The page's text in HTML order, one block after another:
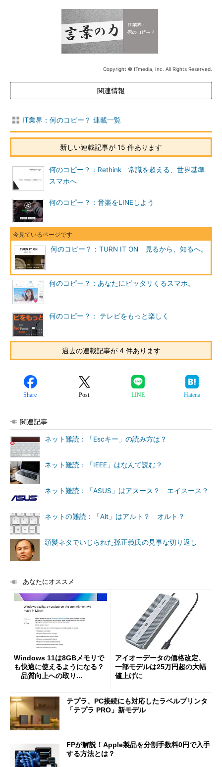
Copyright © ITmedia, Inc. All Rights Reserved.
関連情報
IT業界：何のコピー？ 連載一覧
新しい連載記事が 15 件あります
何のコピー？：Rethink 常識を超える、世界基準
スマホへ
何のコピー？：音楽をLINEしよう
何のコピー？：TURN IT ON 見るから、知るへ。
何のコピー？：あなたにピッタリくるスマホ。
何のコピー？： テレビをもっと楽しく
過去の連載記事が 4 件あります
Share Post LINE Hatena
関連記事
ネット難読：「Escキー」の読み方は？
ネット難読：「IEEE」はなんて読む？
ネット難読：「ASUS」はアスース？ エイスース？
ネットの難読：「Alt」はアルト？ オルト？
頭髪ネタでいじられた孫正義氏の見事な切り返し
あなたにオススメ
Windows 11は8GBメモリで
も快適に使えるようになる？
品質向上への取り...
アイオーデータの価格改定、
一部モデルは25万円超の大幅
値上げに
テプラ、PC接続にも対応したラベルプリンタ
「テプラ PRO」新モデル
FPが解説！Apple製品を分割手数料0円で入手
する方法とは？